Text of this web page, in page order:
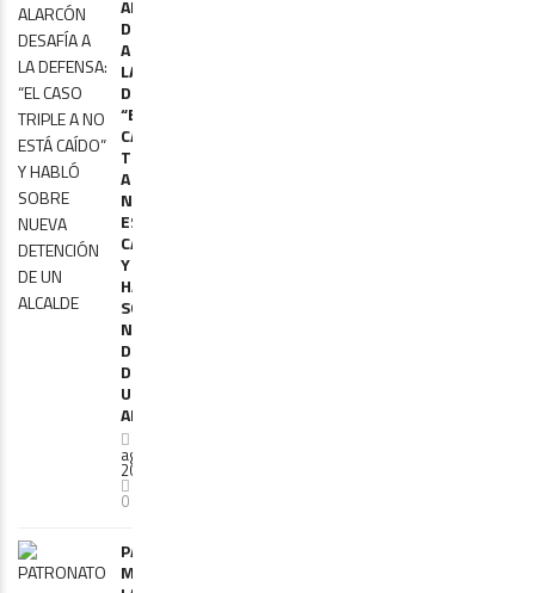
ALARCÓN
DESAFÍA
A
LA
DEFENSA:
“EL
CASO
TRIPLE
A
NO
ESTÁ
CAÍDO”
Y
HABLÓ
SOBRE
NUEVA
DETENCIÓN
DE
UN
ALCALDE
agosto,
2026
0
PATRONATO
MUNICIPAL